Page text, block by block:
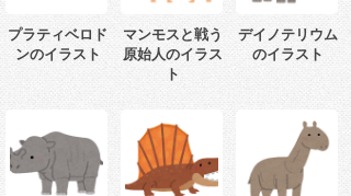
プラティベロド
ンのイラスト
マンモスと戦う
原始人のイラス
ト
デイノテリウム
のイラスト